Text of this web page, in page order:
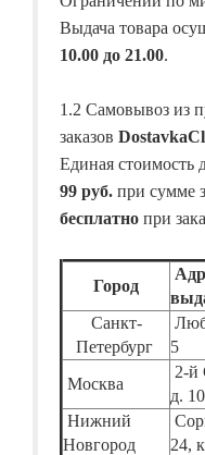
Выдача товара
10.00 до 21.00.
1.2 Самовывоз из
заказов
Единая стоимость
99 руб. при сумме
бесплатно при
Город
Санкт-
Петербург
5
Москва
2-й
д. 10
Нижний
Новгород
24,